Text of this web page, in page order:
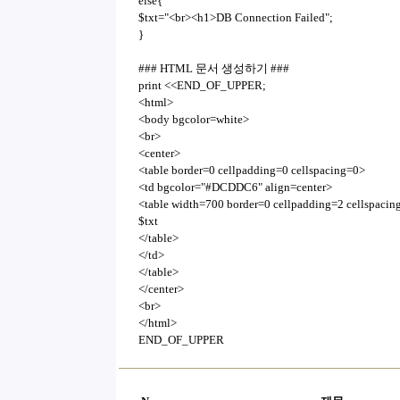
$txt="<br><h1>DB Connection Failed";
}
### HTML 문서 생성하기 ###
print <<END_OF_UPPER;
<html>
<body bgcolor=white>
<br>
<center>
<table border=0 cellpadding=0 cellspacing=0>
<td bgcolor="#DCDDC6" align=center>
<table width=700 border=0 cellpadding=2
$txt
</table>
</td>
</table>
</center>
<br>
</html>
END_OF_UPPER